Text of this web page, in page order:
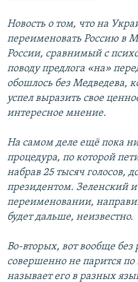
Новость о том, что на
переименовать Россию в
России, сравнимый с
поводу предлога «на»
обошлось без Медведева,
успел выразить свое
интересное мнение.
На самом деле ещё пока
процедура, по которой
набрав 25 тысяч голосов,
президентом. Зеленский
переименовании,
будет дальше, неизвестно.
Во-вторых, вот вообще
совершенно не парится по
называет его в разных